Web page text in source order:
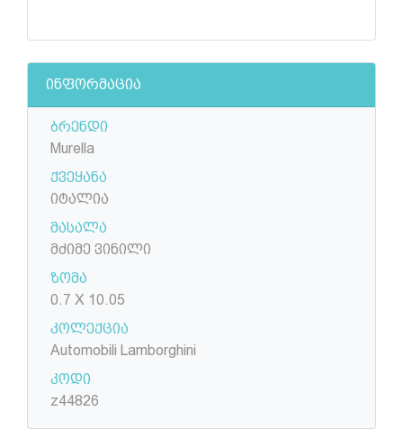
ინფორმაცია
ბრენდი
Murella
ქვეყანა
იტალია
მასალა
მძიმე ვინილი
ზომა
0.7 X 10.05
კოლექცია
Automobili Lamborghini
კოდი
z44826